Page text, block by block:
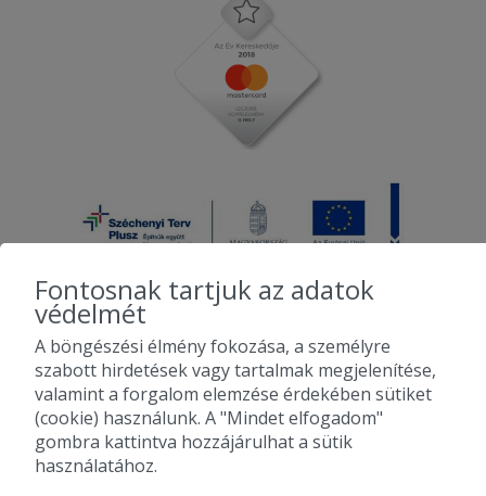
2010-2026 Copyright - Falatozz.hu - Diston-line Kft.
Pizza, gyros, hamburger, menük kedvező áron, egy helyen az összes
étterem ajánlata.
Fontosnak tartjuk az adatok
védelmét
A böngészési élmény fokozása, a személyre
szabott hirdetések vagy tartalmak megjelenítése,
valamint a forgalom elemzése érdekében sütiket
(cookie) használunk. A "Mindet elfogadom"
gombra kattintva hozzájárulhat a sütik
használatához.